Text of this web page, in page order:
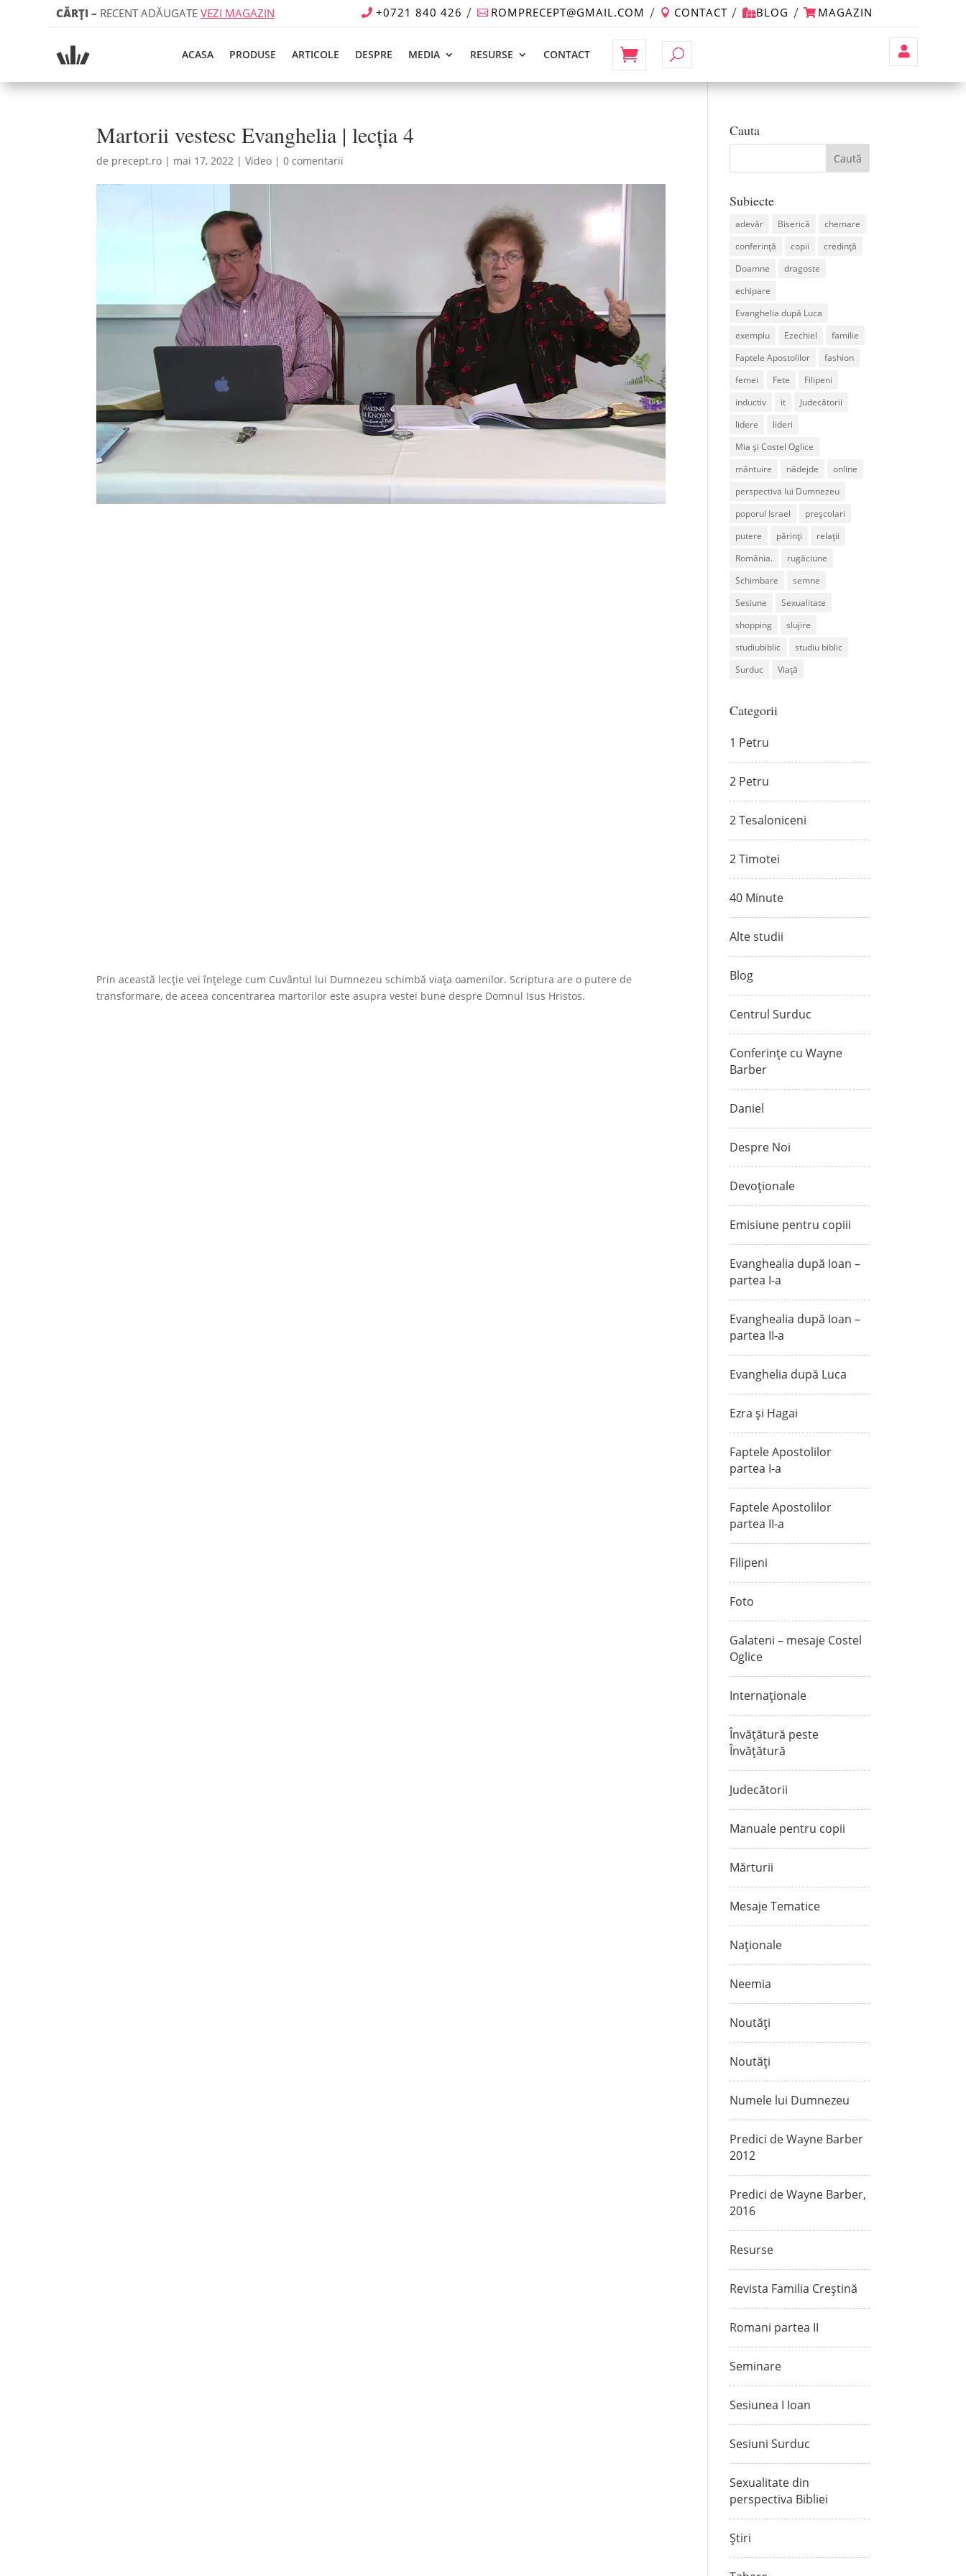
CĂRȚI – RECENT ADĂUGATE VEZI MAGAZIN +0721 840 426 ROMPRECEPT@GMAIL.COM CONTACT BLOG MAGAZIN
ACASA PRODUSE ARTICOLE DESPRE MEDIA RESURSE CONTACT
Martorii vestesc Evanghelia | lecția 4
de precept.ro | mai 17, 2022 |Video |0 comentarii
Prin această lecție vei înțelege cum Cuvântul lui Dumnezeu schimbă viața oamenilor. Scriptura are o putere de
transformare, de aceea concentrarea martorilor este asupra vestei bune despre Domnul Isus Hristos.
Cauta
Subiecte
adevăr Biserică
chemare
conferință
copii
credință
Doamne
dragoste
echipare
Evanghelia după Luca
exemplu
Ezechiel
familie
Faptele Apostolilor
fashion
femei
Fete
Filipeni
inductiv
it
Judecătorii
lidere
lideri
Mia și Costel Oglice
mântuire
nădejde
online
perspectiva lui Dumnezeu
poporul Israel
preșcolari
putere
părinți
relații
România.
rugăciune
Schimbare
semne
Sesiune
Sexualitate
shopping
slujire
studiubiblic
studiu biblic
Surduc
Viață
Categorii
1 Petru
2 Petru
2 Tesaloniceni
2 Timotei
40 Minute
Alte studii
Blog
Centrul Surduc
Conferințe cu Wayne
Barber
Daniel
Despre Noi
Devoționale
Emisiune pentru copiii
Evanghealia după Ioan –
partea I-a
Evanghealia după Ioan –
partea II-a
Evanghelia după Luca
Ezra și Hagai
Faptele Apostolilor
partea I-a
Faptele Apostolilor
partea II-a
Filipeni
Foto
Galateni – mesaje Costel
Oglice
Internaționale
Învățătură peste
Învățătură
Judecătorii
Manuale pentru copii
Mărturii
Mesaje Tematice
Naționale
Neemia
Noutăți
Noutăți
Numele lui Dumnezeu
Predici de Wayne Barber
2012
Predici de Wayne Barber,
2016
Resurse
Revista Familia Creștină
Romani partea II
Seminare
Sesiunea I Ioan
Sesiuni Surduc
Sexualitate din
perspectiva Bibliei
Știri